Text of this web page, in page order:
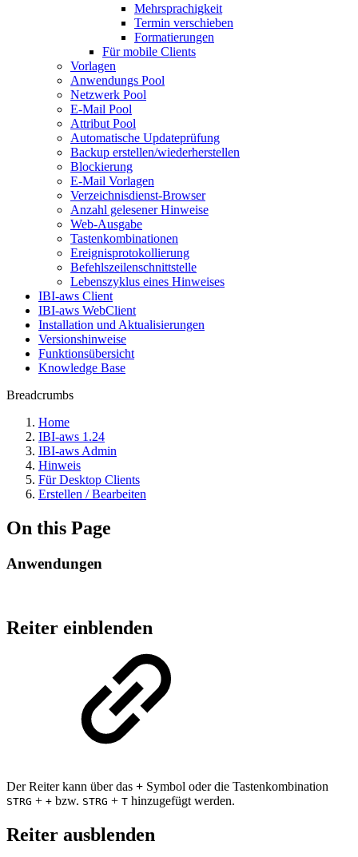
Mehrsprachigkeit
Termin verschieben
Formatierungen
Für mobile Clients
Vorlagen
Anwendungs Pool
Netzwerk Pool
E-Mail Pool
Attribut Pool
Automatische Updateprüfung
Backup erstellen/wiederherstellen
Blockierung
E-Mail Vorlagen
Verzeichnisdienst-Browser
Anzahl gelesener Hinweise
Web-Ausgabe
Tastenkombinationen
Ereignisprotokollierung
Befehlszeilenschnittstelle
Lebenszyklus eines Hinweises
IBI-aws Client
IBI-aws WebClient
Installation und Aktualisierungen
Versionshinweise
Funktionsübersicht
Knowledge Base
Breadcrumbs
Home
IBI-aws 1.24
IBI-aws Admin
Hinweis
Für Desktop Clients
Erstellen / Bearbeiten
On this Page
Anwendungen
Reiter einblenden
Der Reiter kann über das + Symbol oder die Tastenkombination
STRG + + bzw. STRG + T hinzugefügt werden.
Reiter ausblenden